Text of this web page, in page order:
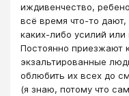
иждивенчество,
всё время что-то
каких-либо усилий
Постоянно приезжают
экзальтированные
облюбить их всех до
(я знаю, потому что